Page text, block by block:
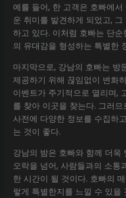
예를 들어, 한 고객은 호빠에
운 취미를 발견하게 되었고,
하고 있다. 이처럼 호빠는 단
의 유대감을 형성하는 특별한
마지막으로, 강남의 호빠는 방
제공하기 위해 끊임없이 변화
이벤트가 주기적으로 열리며,
를 찾아 이곳을 찾는다. 그러
사전에 다양한 정보를 수집하
는 것이 좋다.
강남의 밤은 호빠와 함께 더욱
오락을 넘어, 사람들과의 소통
한 시간이 될 것이다. 호빠의
렇게 특별한지를 느낄 수 있을